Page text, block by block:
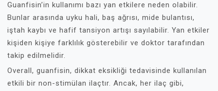
Guanfisin’in kullanımı bazı yan etkilere neden olabilir.
Bunlar arasında uyku hali, baş ağrısı, mide bulantısı,
iştah kaybı ve hafif tansiyon artışı sayılabilir. Yan etkiler
kişiden kişiye farklılık gösterebilir ve doktor tarafından
takip edilmelidir.
Overall, guanfisin, dikkat eksikliği tedavisinde kullanılan
etkili bir non-stimülan ilaçtır. Ancak, her ilaç gibi,